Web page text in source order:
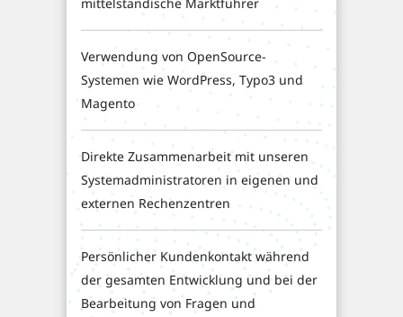
mittelständische Marktführer
Verwendung von OpenSource-
Systemen wie WordPress, Typo3 und
Magento
Direkte Zusammenarbeit mit unseren
Systemadministratoren in eigenen und
externen Rechenzentren
Persönlicher Kundenkontakt während
der gesamten Entwicklung und bei der
Bearbeitung von Fragen und